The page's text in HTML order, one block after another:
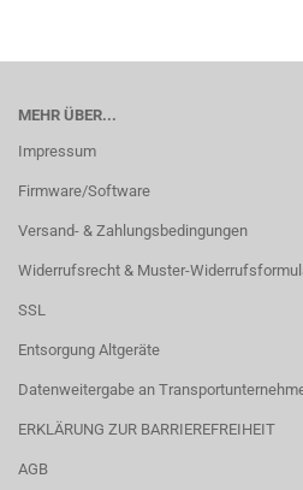
MEHR ÜBER...
Impressum
Firmware/Software
Versand- & Zahlungsbedingungen
Widerrufsrecht & Muster-
SSL
Entsorgung Altgeräte
Datenweitergabe an
ERKLÄRUNG ZUR BARRIEREFREIHEIT
AGB